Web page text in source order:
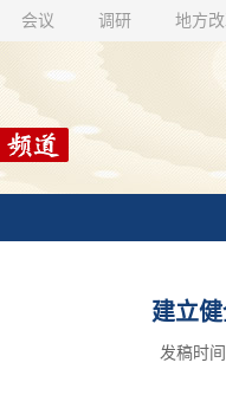
会议 调研 地方
建立
发稿时